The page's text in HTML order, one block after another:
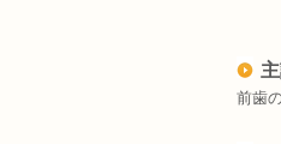
前歯